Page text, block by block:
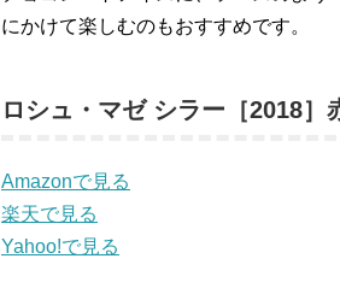
にかけて楽しむのもおすすめです。
ロシュ・マゼ シラー［2018］
Amazonで見る
楽天で見る
Yahoo!で見る